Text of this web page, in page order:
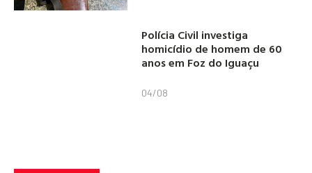
Polícia Civil investiga
homicídio de homem de 60
anos em Foz do Iguaçu
04/08